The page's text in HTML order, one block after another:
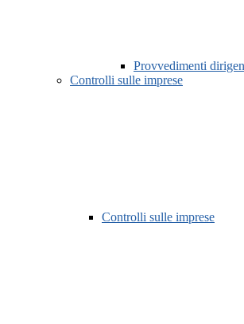
Provvedimenti
Controlli sulle imprese
Controlli sulle imprese